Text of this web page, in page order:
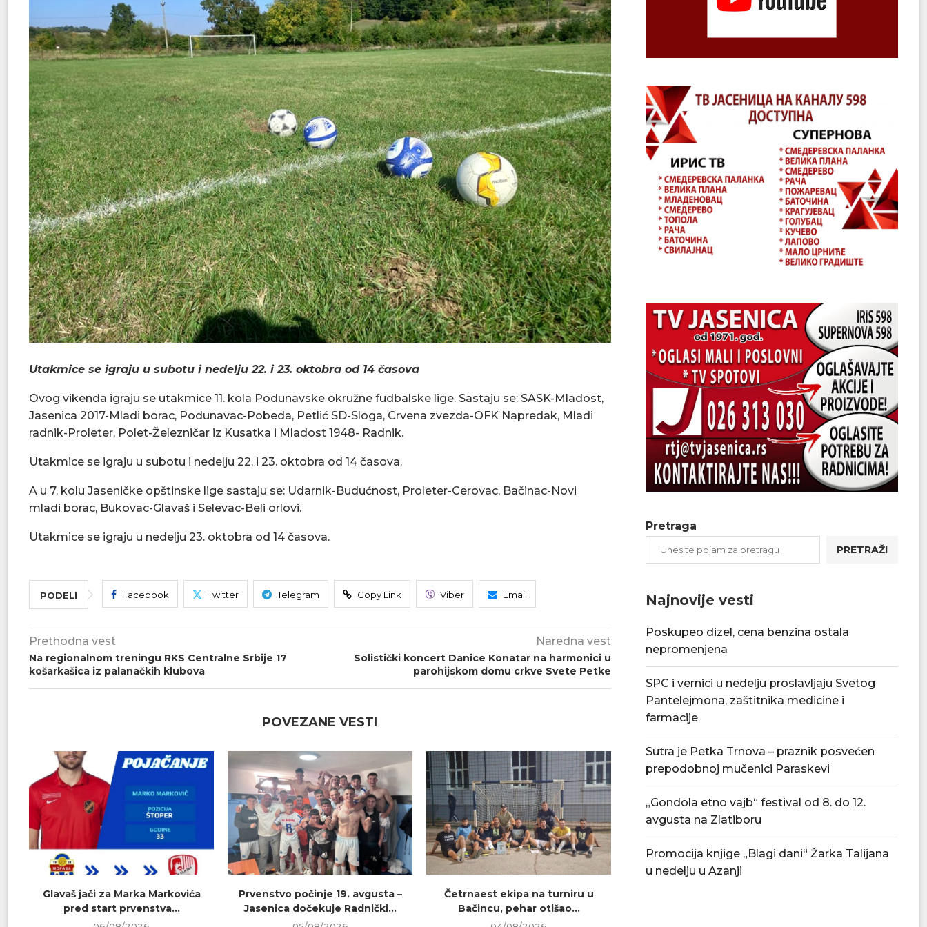
Utakmice se igraju u subotu i nedelju 22. i 23. oktobra od 14 časova
Ovog vikenda igraju se utakmice 11. kola Podunavske okružne fudbalske lige. Sastaju se: SASK-Mladost,
Jasenica 2017-Mladi borac, Podunavac-Pobeda, Petlić SD-Sloga, Crvena zvezda-OFK Napredak, Mladi
radnik-Proleter, Polet-Železničar iz Kusatka i Mladost 1948- Radnik.
Utakmice se igraju u subotu i nedelju 22. i 23. oktobra od 14 časova.
A u 7. kolu Jaseničke opštinske lige sastaju se: Udarnik-Budućnost, Proleter-Cerovac, Bačinac-Novi
mladi borac, Bukovac-Glavaš i Selevac-Beli orlovi.
Utakmice se igraju u nedelju 23. oktobra od 14 časova.
PODELI Facebook Twitter Telegram Copy Link Viber Email
Prethodna vest
Na regionalnom treningu RKS Centralne Srbije 17
košarkašica iz palanačkih klubova
Naredna vest
Solistički koncert Danice Konatar na harmonici u
parohijskom domu crkve Svete Petke
POVEZANE VESTI
Glavaš jači za Marka Markovića
pred start prvenstva...
Prvenstvo počinje 19. avgusta –
Jasenica dočekuje Radnički...
Četrnaest ekipa na turniru u
Bačincu, pehar otišao...
Pretraga
PRETRAŽI
Najnovije vesti
Poskupeo dizel, cena benzina ostala
nepromenjena
SPC i vernici u nedelju proslavljaju Svetog
Pantelejmona, zaštitnika medicine i
farmacije
Sutra je Petka Trnova – praznik posvećen
prepodobnoj mučenici Paraskevi
„Gondola etno vajb“ festival od 8. do 12.
avgusta na Zlatiboru
Promocija knjige „Blagi dani“ Žarka Talijana
u nedelju u Azanji